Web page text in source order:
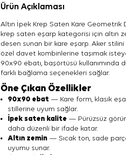
Ürün Açıklaması
Altın İpek Krep Saten Kare Geometrik
krep saten eşarp kategorisi için altın
desen sunan bir kare eşarp. Aker
özel davet kombinlerine taşımak
90x90 ebatı, başörtüsü kullanımında
farklı bağlama seçenekleri sağlar.
Öne Çıkan Özellikler
90x90 ebat — Kare form, klasik
stillerine uyum sağlar.
İpek saten kalite — Pürüzsüz
daha düzenli bir ifade katar.
Altın zemin — Sıcak ton, sade
uyumu sunar.